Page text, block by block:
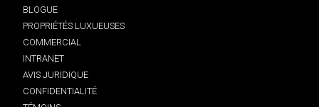
BLOGUE
PROPRIÉTÉS LUXUEUSES
COMMERCIAL
INTRANET
AVIS JURIDIQUE
CONFIDENTIALITÉ